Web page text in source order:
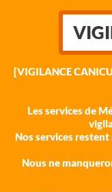
[VIGILANCE
Les services de
Nos services
Nous ne